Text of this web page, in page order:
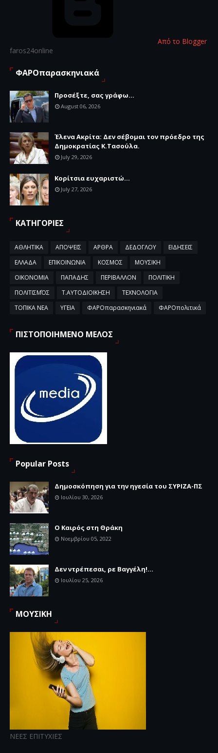
Από το Blogger
faros24online
ΦΑΡΟπαρασκηνιακά
Προσέξτε, σας γράφω...
August 06, 2026
Έλενα Ακρίτα: Δεν σέβομαι τον πρόεδρο της
Δημοκρατίας Κ.Τασούλα.
July 29, 2026
Κορίτσια ευχαριστώ...
July 27, 2026
ΚΑΤΗΓΟΡΙΕΣ
ΑΘΛΗΤΙΚΑ ΑΠΟΨΕΙΣ ΑΡΘΡΑ ΔΕΔΟΓΛΟΥ
ΕΙΔΗΣΕΙΣ
ΕΛΛΑΔΑ
ΕΠΙΚΟΙΝΩΝΙΑ ΚΟΣΜΟΣ
ΜΟΥΣΙΚΗ
ΟΙΚΟΝΟΜΙΑ
ΠΑΠΑΔΗΣ ΠΕΡΙΒΑΛΛΟΝ
ΠΟΛΙΤΙΚΗ
ΠΟΛΙΤΙΣΜΌΣ
Τ.ΑΥΤΟΔΙΟΙΚΗΣΗ
ΤΕΧΝΟΛΟΓΙΑ
ΤΟΠΙΚΑ ΝΕΑ
ΥΓΕΙΑ ΦΑΡΟπαρασκηνιακά ΦΑΡΟπολιτικά
ΠΙΣΤΟΠΟΙΗΜΕΝΟ ΜΕΛΟΣ
Popular Posts
Δημοσκόπηση για την ηγεσία του ΣΥΡΙΖΑ-ΠΣ
Ιουλίου 30, 2026
Ο Καιρός στη Θράκη
Νοεμβρίου 05, 2022
Δεν ντρέπεσαι, ρε Βαγγέλη!...
Ιουλίου 25, 2026
ΜΟΥΣΙΚΗ
ΝΕΕΣ ΕΠΙΤΥΧΙΕΣ